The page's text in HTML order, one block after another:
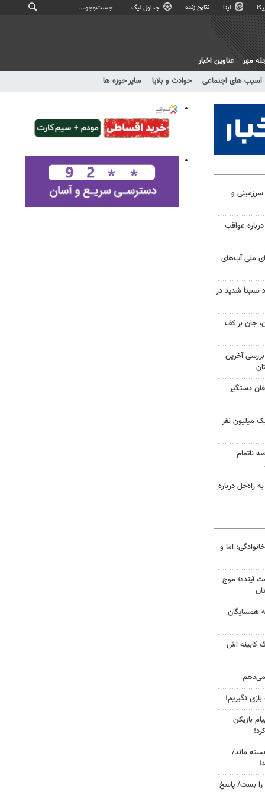
ایتا نتایج زنده جداول لیگ
آسیب های اجتماعی حوادث و بلایا سایر حوزه ها
مهر عناوین اخبار
سرزمینی و
عواقب
ملی آب‌های
نسبتاً شدید در
جان بر کف
آخرین
دستگیر
میلیون نفر
ناتمام
راه‌حل درباره
اما و
کشور در ۷۲ ساعت آینده؛ موج
همسایگان
کابینه اش
می‌دهم
بازی نگیریم!
بازیکن
ماند/
را بست/ پاسخ